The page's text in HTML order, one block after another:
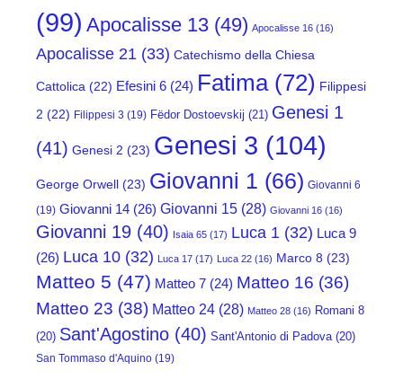
(99) Apocalisse 13 (49) Apocalisse 16 (16)
Apocalisse 21 (33) Catechismo della Chiesa
Cattolica (22) Efesini 6 (24) Fatima(72) Filippesi
2 (22) Filippesi 3 (19) Fëdor Dostoevskij (21) Genesi 1
(41) Genesi 2 (23) Genesi 3 (104)
George Orwell (23) Giovanni 1 (66) Giovanni 6
(19) Giovanni 14 (26) Giovanni 15 (28) Giovanni 16 (16)
Giovanni 19 (40) Isaia 65 (17) Luca 1 (32) Luca 9
(26) Luca 10 (32) Luca 17 (17) Luca 22 (16) Marco 8 (23)
Matteo 5 (47) Matteo 7 (24) Matteo 16 (36)
Matteo 23 (38) Matteo 24 (28) Matteo 28 (16) Romani 8
(20) Sant'Agostino (40) Sant'Antonio di Padova(20)
San Tommaso d'Aquino (19)